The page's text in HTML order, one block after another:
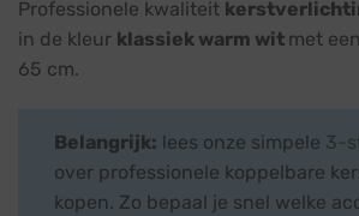
Professionele kwaliteit
in de kleur klassiek warm wit met
65 cm.
Belangrijk: lees onze simpele 3-
over professionele koppelbare
kopen. Zo bepaal je snel welke